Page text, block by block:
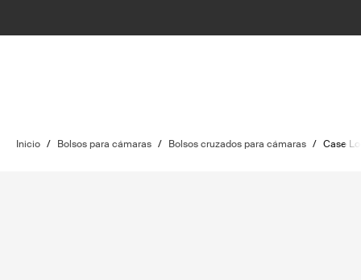
Inicio / Bolsos para cámaras / Bolsos cruzados para cámaras / Case